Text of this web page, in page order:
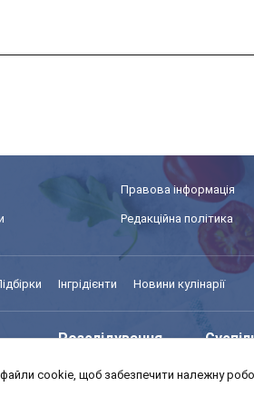
Правова інформація
Редакційна політика
Інгрідієнти Новини кулінарії
Розслідування
Авто
cookie, щоб забезпечити належну